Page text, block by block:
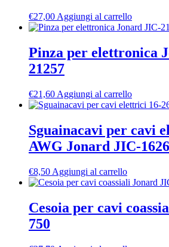
€27,00 Aggiungi al carrello
Pinza per elettronica
21257
€21,60 Aggiungi al carrello
Sguainacavi per cavi
AWG Jonard JIC-1626
€8,50 Aggiungi al carrello
Cesoia per cavi
750